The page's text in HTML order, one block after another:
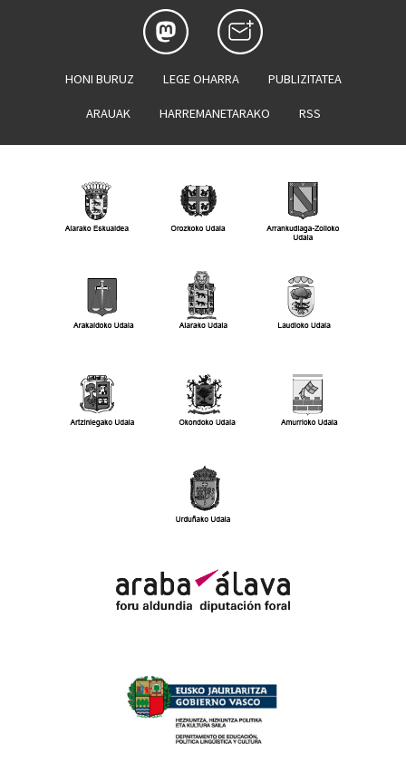
HONI BURUZ LEGE OHARRA PUBLIZITATEA
ARAUAK HARREMANETARAKO RSS